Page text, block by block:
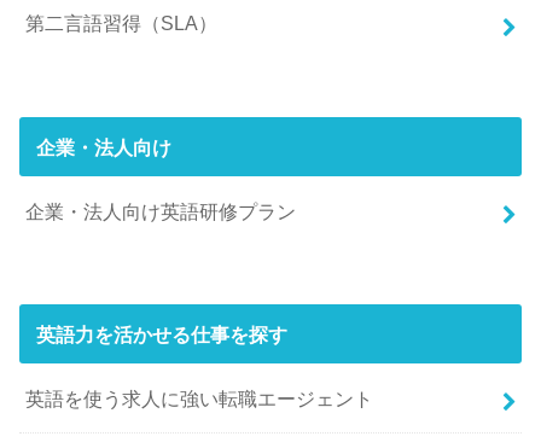
第二言語習得（SLA）
企業・法人向け
企業・法人向け英語研修プラン
英語力を活かせる仕事を探す
英語を使う求人に強い転職エージェント